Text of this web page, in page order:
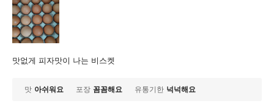
맛없게 피자맛이 나는 비스켓
맛 아쉬워요 포장 꼼꼼해요 유통기한 넉넉해요